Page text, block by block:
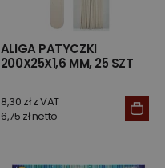
ALIGA PATYCZKI
200X25X1,6 MM, 25 SZT
8,30 zł z VAT
6,75 zł netto